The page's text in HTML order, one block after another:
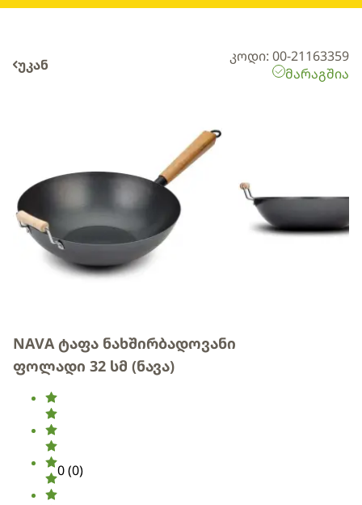
უკან
კოდი: 00-21163359
მარაგშია
NAVA ტაფა ნახშირბადოვანი
ფოლადი 32 სმ (ნავა)
0(0)